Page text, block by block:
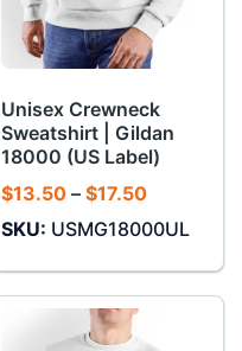
Unisex Crewneck
Sweatshirt | Gildan
18000 (US Label)
$13.50 – $17.50Khoảng
từ
đến
SKU: USMG18000UL